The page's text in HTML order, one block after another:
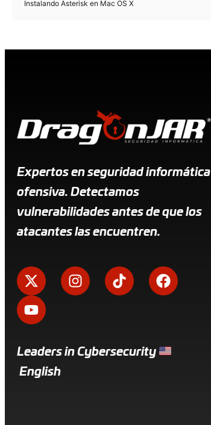
Instalando Asterisk en Mac OS X
Expertos en seguridad informática
ofensiva. Detectamos
vulnerabilidades antes de que los
atacantes las encuentren.
Leaders in Cybersecurity
English